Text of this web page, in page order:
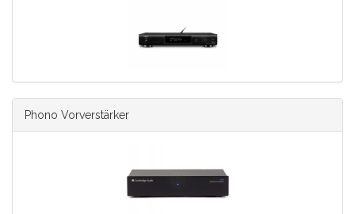
Phono Vorverstärker